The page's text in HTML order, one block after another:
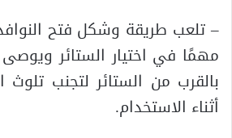
– تلعب طريقة وشكل فتح
مهمًا في اختيار الستائر
بالقرب من الستائر لتجنب تلوث
أثناء الاستخدام.